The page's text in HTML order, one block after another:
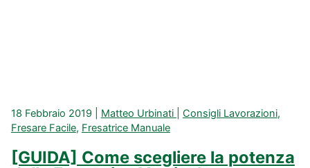
18 Febbraio 2019 Matteo Urbinati Consigli Lavorazioni,
Fresare Facile, Fresatrice Manuale
[GUIDA] Come scegliere la potenza